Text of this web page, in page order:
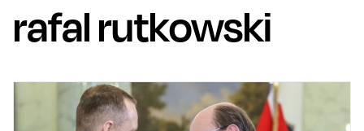
rafal rutkowski